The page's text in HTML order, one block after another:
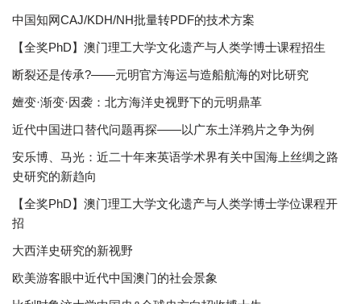
中国知网CAJ/KDH/NH批量转PDF的技术方案
【全奖PhD】澳门理工大学文化遗产与人类学博士课程招生
断裂还是传承?——元明官方海运与造船航海的对比研究
嬗变·渐变·因袭：北方海洋史视野下的元明鼎革
近代中国进口替代问题再探——以广东土洋鸦片之争为例
安乐博、马光：近二十年来英语学术界有关中国海上丝绸之路
史研究的新趋向
【全奖PhD】澳门理工大学文化遗产与人类学博士学位课程开
招
大西洋史研究的新视野
欧美游客眼中近代中国澳门的社会景象